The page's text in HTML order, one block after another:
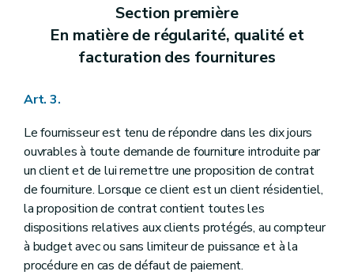
Section première
En matière de régularité, qualité et
facturation des fournitures
Art. 3.
Le fournisseur est tenu de répondre dans les dix jours
ouvrables à toute demande de fourniture introduite par
un client et de lui remettre une proposition de contrat
de fourniture. Lorsque ce client est un client résidentiel,
la proposition de contrat contient toutes les
dispositions relatives aux clients protégés, au compteur
à budget avec ou sans limiteur de puissance et à la
procédure en cas de défaut de paiement.